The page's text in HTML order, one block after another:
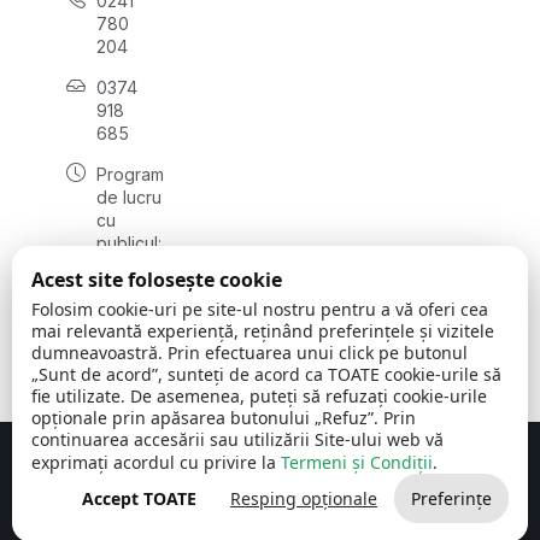
780
204
0374
918
685
Program
de lucru
cu
publicul:
08:00 -
16:30
, vineri:
08:00 -
14:00
Comuna Cerchezu © 2026Toate drepturile rezervate
Concept realizat de Big Media Relații Publice SRL
Acest site folosește cookie
Folosim cookie-uri pe site-ul nostru pentru a vă oferi cea
mai relevantă experiență, reținând preferințele și vizitele
dumneavoastră. Prin efectuarea unui click pe butonul
„Sunt de acord”, sunteți de acord ca TOATE cookie-urile să
fie utilizate. De asemenea, puteți să refuzați cookie-urile
opționale prin apăsarea butonului „Refuz”. Prin
continuarea accesării sau utilizării Site-ului web vă
exprimați acordul cu privire la Termeni și Condiții.
Accept TOATE
Resping opționale Preferințe